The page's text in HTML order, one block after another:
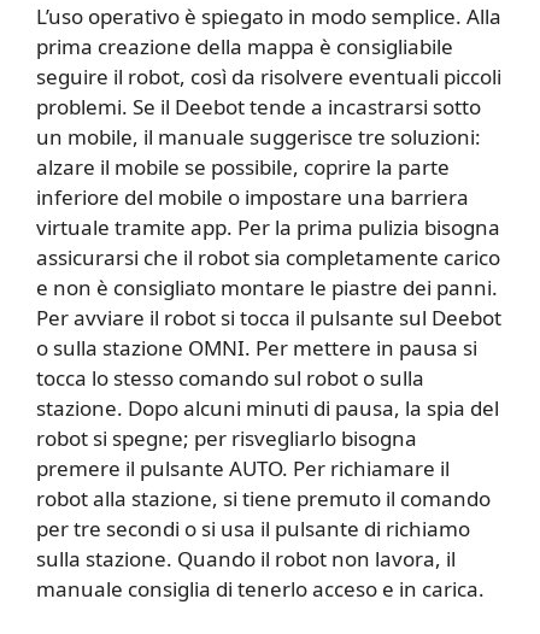
L’uso operativo è spiegato in modo semplice. Alla
prima creazione della mappa è consigliabile
seguire il robot, così da risolvere eventuali piccoli
problemi. Se il Deebot tende a incastrarsi sotto
un mobile, il manuale suggerisce tre soluzioni:
alzare il mobile se possibile, coprire la parte
inferiore del mobile o impostare una barriera
virtuale tramite app. Per la prima pulizia bisogna
assicurarsi che il robot sia completamente carico
e non è consigliato montare le piastre dei panni.
Per avviare il robot si tocca il pulsante sul Deebot
o sulla stazione OMNI. Per mettere in pausa si
tocca lo stesso comando sul robot o sulla
stazione. Dopo alcuni minuti di pausa, la spia del
robot si spegne; per risvegliarlo bisogna
premere il pulsante AUTO. Per richiamare il
robot alla stazione, si tiene premuto il comando
per tre secondi o si usa il pulsante di richiamo
sulla stazione. Quando il robot non lavora, il
manuale consiglia di tenerlo acceso e in carica.